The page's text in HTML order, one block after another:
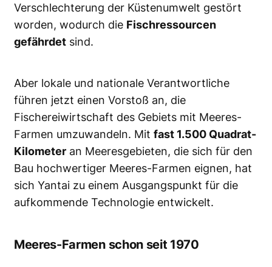
Verschlechterung der Küstenumwelt gestört
worden, wodurch die Fischressourcen
gefährdet sind.
Aber lokale und nationale Verantwortliche
führen jetzt einen Vorstoß an, die
Fischereiwirtschaft des Gebiets mit Meeres-
Farmen umzuwandeln. Mit fast 1.500 Quadrat-
Kilometer an Meeresgebieten, die sich für den
Bau hochwertiger Meeres-Farmen eignen, hat
sich Yantai zu einem Ausgangspunkt für die
aufkommende Technologie entwickelt.
Meeres-Farmen schon seit 1970